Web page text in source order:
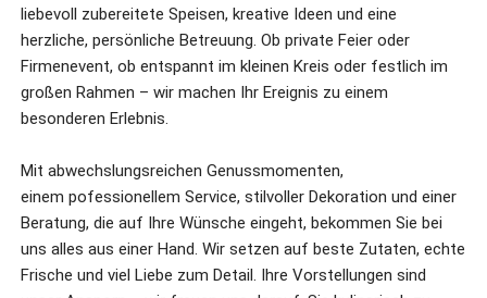
liebevoll zubereitete Speisen, kreative Ideen und eine
herzliche, persönliche Betreuung. Ob private Feier oder
Firmenevent, ob entspannt im kleinen Kreis oder festlich im
großen Rahmen – wir machen Ihr Ereignis zu einem
besonderen Erlebnis.
Mit abwechslungsreichen Genussmomenten,
einem pofessionellem Service, stilvoller Dekoration und einer
Beratung, die auf Ihre Wünsche eingeht, bekommen Sie bei
uns alles aus einer Hand. Wir setzen auf beste Zutaten, echte
Frische und viel Liebe zum Detail. Ihre Vorstellungen sind